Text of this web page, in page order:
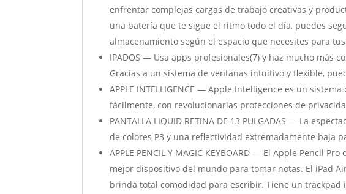
enfrentar complejas cargas de trabajo creativas y
una batería que te sigue el ritmo todo el día, puedes
almacenamiento según el espacio que necesites para
IPADOS — Usa apps profesionales(7) y haz mucho más
Gracias a un sistema de ventanas intuitivo y flexible,
APPLE INTELLIGENCE — Apple Intelligence es un
fácilmente, con revolucionarias protecciones de
PANTALLA LIQUID RETINA DE 13 PULGADAS — La
de colores P3 y una reflectividad extremadamente baja
APPLE PENCIL Y MAGIC KEYBOARD — El Apple Pencil
mejor dispositivo del mundo para tomar notas. El iPad
brinda total comodidad para escribir. Tiene un